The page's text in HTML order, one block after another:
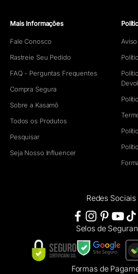
Mais Informações
Fale Conosco
Rastreie Seu Pedido
FAQ - Perguntas Frequentes
Compra Segura
Sobre a Kasamô
Todos os Produtos
Pesquisar
Seja Nosso Influencer
Redes Sociais
Selos de
Formas de